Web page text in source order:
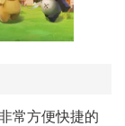
常方便快捷的